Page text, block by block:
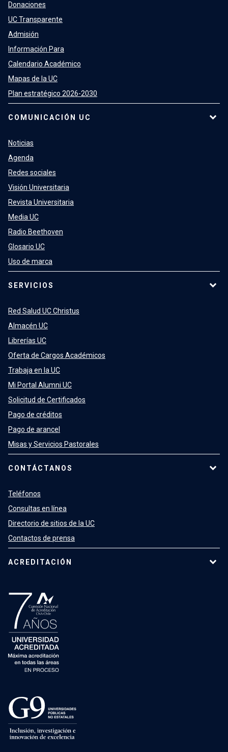
Donaciones
UC Transparente
Admisión
Información Para
Calendario Académico
Mapas de la UC
Plan estratégico 2026-2030
COMUNICACIÓN UC
Noticias
Agenda
Redes sociales
Visión Universitaria
Revista Universitaria
Media UC
Radio Beethoven
Glosario UC
Uso de marca
SERVICIOS
Red Salud UC Christus
Almacén UC
Librerías UC
Oferta de Cargos Académicos
Trabaja en la UC
Mi Portal Alumni UC
Solicitud de Certificados
Pago de créditos
Pago de arancel
Misas y Servicios Pastorales
CONTÁCTANOS
Teléfonos
Consultas en línea
Directorio de sitios de la UC
Contactos de prensa
ACREDITACIÓN